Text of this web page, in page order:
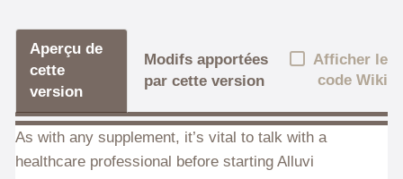
Aperçu de
cette
version
Modifs apportées
par cette version
Afficher le
code Wiki